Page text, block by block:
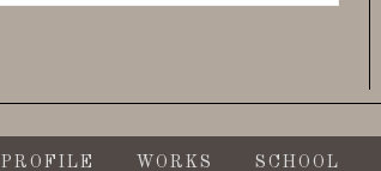
PROFILE WORKS SCHOOL